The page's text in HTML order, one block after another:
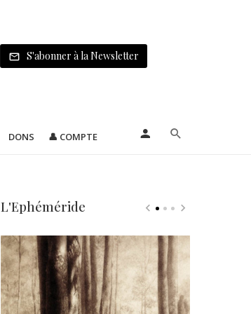
S'abonner à la Newsletter
DONS 👤 COMPTE
L'Ephéméride